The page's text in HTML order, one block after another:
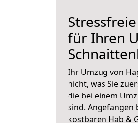
für Ihren
Ihr Umzug von
nicht, was Sie
die bei einem
sind. Angefangen
kostbaren Hab &